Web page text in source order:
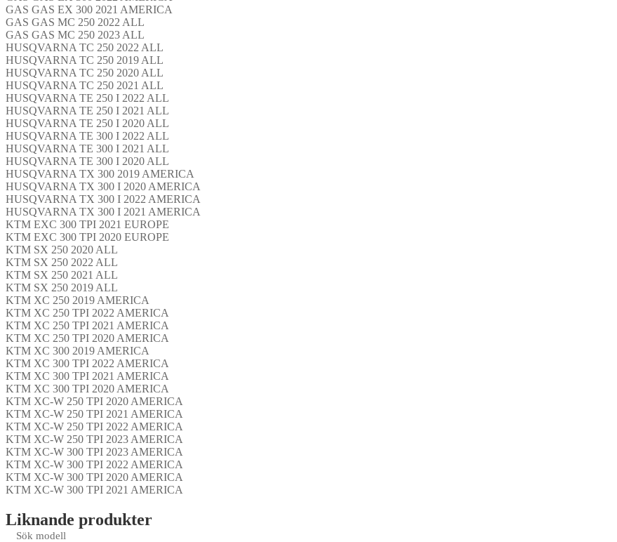
GAS GAS EX 300 2021 AMERICA
GAS GAS MC 250 2022 ALL
GAS GAS MC 250 2023 ALL
HUSQVARNA TC 250 2022 ALL
HUSQVARNA TC 250 2019 ALL
HUSQVARNA TC 250 2020 ALL
HUSQVARNA TC 250 2021 ALL
HUSQVARNA TE 250 I 2022 ALL
HUSQVARNA TE 250 I 2021 ALL
HUSQVARNA TE 250 I 2020 ALL
HUSQVARNA TE 300 I 2022 ALL
HUSQVARNA TE 300 I 2021 ALL
HUSQVARNA TE 300 I 2020 ALL
HUSQVARNA TX 300 2019 AMERICA
HUSQVARNA TX 300 I 2020 AMERICA
HUSQVARNA TX 300 I 2022 AMERICA
HUSQVARNA TX 300 I 2021 AMERICA
KTM EXC 300 TPI 2021 EUROPE
KTM EXC 300 TPI 2020 EUROPE
KTM SX 250 2020 ALL
KTM SX 250 2022 ALL
KTM SX 250 2021 ALL
KTM SX 250 2019 ALL
KTM XC 250 2019 AMERICA
KTM XC 250 TPI 2022 AMERICA
KTM XC 250 TPI 2021 AMERICA
KTM XC 250 TPI 2020 AMERICA
KTM XC 300 2019 AMERICA
KTM XC 300 TPI 2022 AMERICA
KTM XC 300 TPI 2021 AMERICA
KTM XC 300 TPI 2020 AMERICA
KTM XC-W 250 TPI 2020 AMERICA
KTM XC-W 250 TPI 2021 AMERICA
KTM XC-W 250 TPI 2022 AMERICA
KTM XC-W 250 TPI 2023 AMERICA
KTM XC-W 300 TPI 2023 AMERICA
KTM XC-W 300 TPI 2022 AMERICA
KTM XC-W 300 TPI 2020 AMERICA
KTM XC-W 300 TPI 2021 AMERICA
Liknande produkter
Sök modell